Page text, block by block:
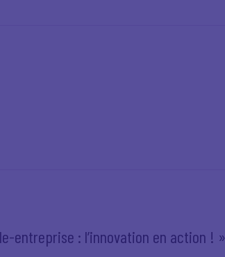
entreprise : l’innovation en action ! »